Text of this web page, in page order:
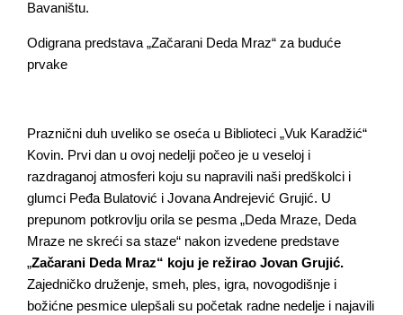
Bavaništu.
Odigrana predstava „Začarani Deda Mraz“ za buduće
prvake
Praznični duh uveliko se oseća u Biblioteci „Vuk Karadžić“
Kovin. Prvi dan u ovoj nedelji počeo je u veseloj i
razdraganoj atmosferi koju su napravili naši predškolci i
glumci Peđa Bulatović i Jovana Andrejević Grujić. U
prepunom potkrovlju orila se pesma „Deda Mraze, Deda
Mraze ne skreći sa staze“ nakon izvedene predstave
„Začarani Deda Mraz“ koju je režirao Jovan Grujić.
Zajedničko druženje, smeh, ples, igra, novogodišnje i
božićne pesmice ulepšali su početak radne nedelje i najavili